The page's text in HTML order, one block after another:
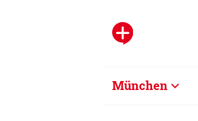
München